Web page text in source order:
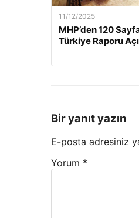
11/12/2025
MHP’den 120
Türkiye Raporu
Bir yanıt yazın
E-posta adresiniz
Yorum *